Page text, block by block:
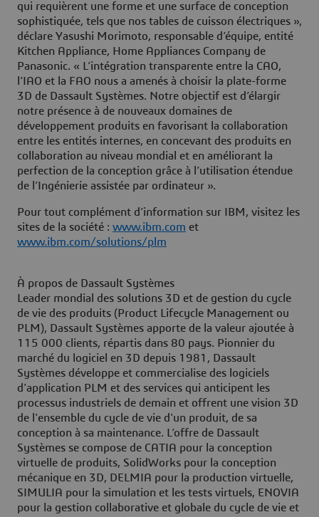
qui requièrent une forme et une surface de conception
sophistiquée, tels que nos tables de cuisson électriques »,
déclare Yasushi Morimoto, responsable d’équipe, entité
Kitchen Appliance, Home Appliances Company de
Panasonic. « L’intégration transparente entre la CAO,
l’IAO et la FAO nous a amenés à choisir la plate-forme
3D de Dassault Systèmes. Notre objectif est d’élargir
notre présence à de nouveaux domaines de
développement produits en favorisant la collaboration
entre les entités internes, en concevant des produits en
collaboration au niveau mondial et en améliorant la
perfection de la conception grâce à l’utilisation étendue
de l’Ingénierie assistée par ordinateur ».
Pour tout complément d’information sur IBM, visitez les
sites de la société : www.ibm.com et
www.ibm.com/solutions/plm
À propos de Dassault Systèmes
Leader mondial des solutions 3D et de gestion du cycle
de vie des produits (Product Lifecycle Management ou
PLM), Dassault Systèmes apporte de la valeur ajoutée à
115 000 clients, répartis dans 80 pays. Pionnier du
marché du logiciel en 3D depuis 1981, Dassault
Systèmes développe et commercialise des logiciels
d'application PLM et des services qui anticipent les
processus industriels de demain et offrent une vision 3D
de l'ensemble du cycle de vie d'un produit, de sa
conception à sa maintenance. L’offre de Dassault
Systèmes se compose de CATIA pour la conception
virtuelle de produits, SolidWorks pour la conception
mécanique en 3D, DELMIA pour la production virtuelle,
SIMULIA pour la simulation et les tests virtuels, ENOVIA
pour la gestion collaborative et globale du cycle de vie et